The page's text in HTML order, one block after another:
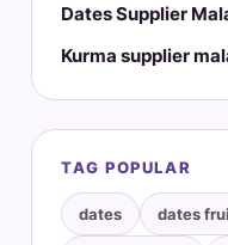
Dates Supplier
Kurma supplier
TAG POPULAR
dates dates